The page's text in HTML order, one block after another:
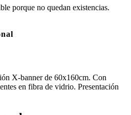
porque no quedan existencias.
X-banner de 60x160cm. Con
en fibra de vidrio. Presentación